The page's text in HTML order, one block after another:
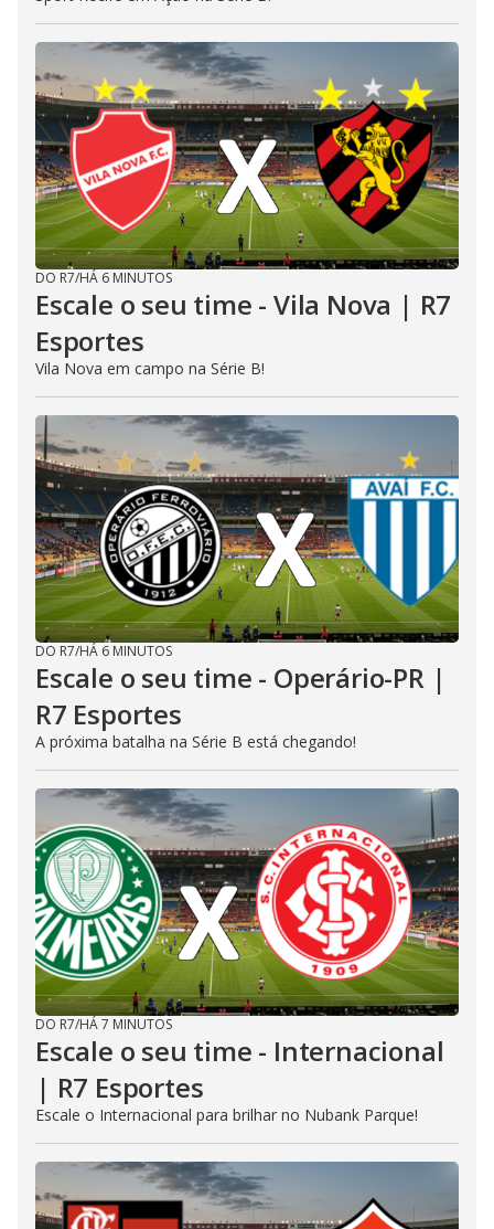
DO R7/HÁ 6 MINUTOS
Escale o seu time - Vila Nova | R7
Esportes
Vila Nova em campo na Série B!
DO R7/HÁ 6 MINUTOS
Escale o seu time - Operário-PR |
R7 Esportes
A próxima batalha na Série B está chegando!
DO R7/HÁ 7 MINUTOS
Escale o seu time - Internacional
| R7 Esportes
Escale o Internacional para brilhar no Nubank Parque!